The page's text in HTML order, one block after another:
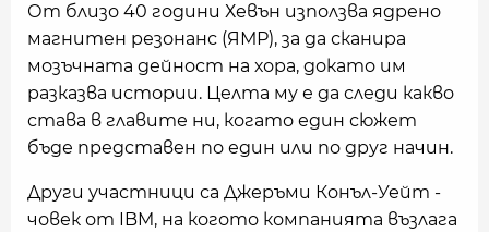
От близо 40 години Хевън използва ядрено
магнитен резонанс (ЯМР), за да сканира
мозъчната дейност на хора, докато им
разказва истории. Целта му е да следи какво
става в главите ни, когато един сюжет
бъде представен по един или по друг начин.
Други участници са Джеръми Конъл-Уейт -
човек от IBM, на когото компанията възлага